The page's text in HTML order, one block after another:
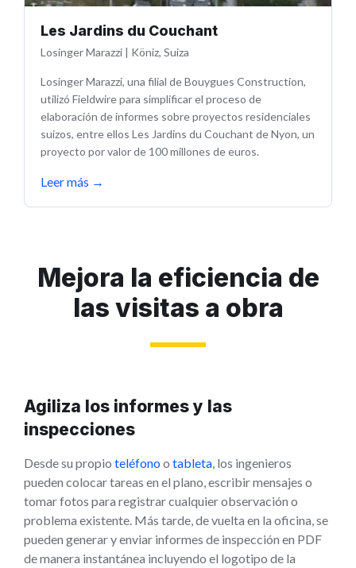
Les Jardins du Couchant
Losinger Marazzi | Köniz, Suiza
Losinger Marazzi, una filial de Bouygues Construction,
utilizó Fieldwire para simplificar el proceso de
elaboración de informes sobre proyectos residenciales
suizos, entre ellos Les Jardins du Couchant de Nyon, un
proyecto por valor de 100 millones de euros.
Leer más →
Mejora la eficiencia de
las visitas a obra
Agiliza los informes y las
inspecciones
Desde su propio teléfonoo tableta , los ingenieros
pueden colocar tareas en el plano, escribir mensajes o
tomar fotos para registrar cualquier observación o
problema existente. Más tarde, de vuelta en la oficina, se
pueden generar y enviar informes de inspección en PDF
de manera instantánea incluyendo el logotipo de la